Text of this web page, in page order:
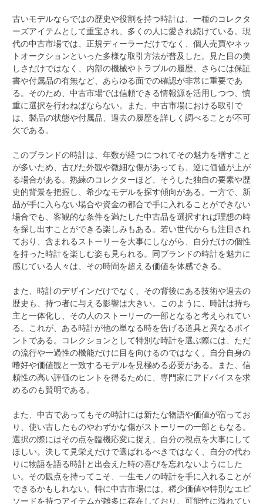
古いモデルならではの歴史や役割を持つ時計は、一種のコレクタ
ーズアイテムとして重宝され、多くの人に愛され続けている。現
代の中古市場では、正規ディーラーだけでなく、個人売買やネッ
トオークションといった多様な取引方法が普及した。見た目の美
しさだけではなく、内部の機械やトラブルの履歴、さらには保証
書や付属品の有無など、あらゆる面での確認が非常に重要であ
る。そのため、中古市場では信頼できる情報源を活用しつつ、慎
重に選択を行わねばならない。また、中古市場における取引で
は、製品の状態や付属品、過去の履歴を詳しく調べることが不可
欠である。
このブランドの時計は、年数が経つにつれてその魅力を増すこと
が多いため、古びた外観や微細な傷があっても、逆に価値が上が
る場合がある。熟練のコレクターほど、そうした独自の要素や歴
史的背景を把握し、希少なモデルを探す傾向がある。一方で、新
品が手に入らない場合や資金の都合で手に入れることができない
場合でも、客観的な条件を満たした中古品を選択すれば理想の時
を探し出すことができる楽しみもある。若い世代からも注目され
ており、含まれるストーリーを大事にしながら、自分だけの個性
を持った時計を楽しむ姿も見られる。同ブランドの時計を魅力に
感じている人々は、その時間を超える価値を体感できる。
また、時計のデザインだけでなく、その背後にある技術や過去の
歴史も、持つ者に与える影響は大きい。このように、時計は持ち
主と一体化し、その人のストーリーの一部となると考えられてい
る。これが、ある時計が他の単なる時を告げる道具と異なるポイ
ントである。コレクションとして特別な時計を選ぶ際には、ただ
の流行や一過性の機能だけに目を向けるのではなく、自分自身の
嗜好や価値観と一致するモデルを見極める必要がある。また、信
頼性の高い評価のヒントを得るために、専門家にアドバイスを求
めるのも賢明である。
また、中古であってもその時計には新たな物語や価値が宿ってお
り、使い古したものやわずかな傷がストーリーの一部ともなる。
選択の際にはその点を臨機応変に捉え、自分の視点を大事にして
ほしい。決して見栄えだけで選ばれるべきではなく、自分の代わ
りに物語を語る時計と出会えた時の喜びを忘れないようにした
い。その観点を持ってこそ、一生モノの時計を手に入れることが
できるかもしれない。特に中古市場には、稀少価値や特別なエピ
ソードを持つアイテムが雑多に存在しており、可能性に溢れてい